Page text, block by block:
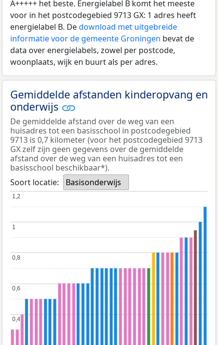
A+++++ het beste. Energielabel B komt het meeste
voor in het postcodegebied 9713 GX: 1 adres heeft
energielabel B. Dedownload met uitgebreide
informatie voor de gemeente Groningen bevat de
data over energielabels, zowel per postcode,
woonplaats, wijk en buurt als per adres.
Gemiddelde afstanden kinderopvang en
onderwijs
De gemiddelde afstand over de weg van een
huisadres tot een basisschool in postcodegebied
9713 is 0,7 kilometer (voor het postcodegebied 9713
GX zelf zijn geen gegevens over de gemiddelde
afstand over de weg van een huisadres tot een
basisschool beschikbaar*).
Soort locatie:
Basisonderwijs
0,4
0,4
0,6
0,6
0,8
0,8
11
1,2
1,2